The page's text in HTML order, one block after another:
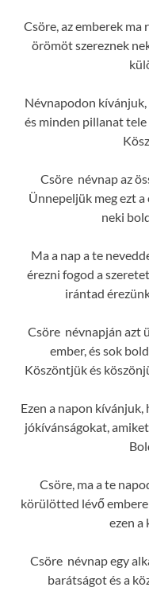
Csöre, az emberek ma
örömöt szereznek
Névnapodon
és minden pillanat
Csöre névnap az
Ünnepeljük meg ezt
neki
Ma a nap a te
érezni fogod a
irántad
Csöre névnapján azt
ember, és sok
Köszöntjük és
Ezen a napon kívánjuk,
jókívánságokat,
Csöre, ma a te
körülötted lévő
ezen a
Csöre névnap egy
barátságot és a